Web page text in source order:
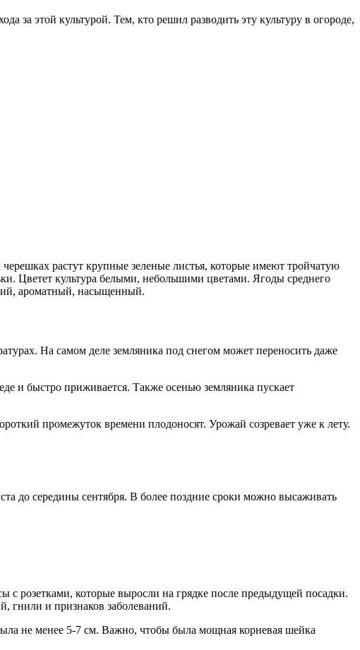
за этой культурой. Тем, кто решил разводить эту культуру в огороде,
растут крупные зеленые листья, которые имеют тройчатую
Цветет культура белыми, небольшими цветами. Ягоды среднего
ароматный, насыщенный.
На самом деле земляника под снегом может переносить даже
и быстро приживается. Также осенью земляника пускает
промежуток времени плодоносят. Урожай созревает уже к лету.
до середины сентября. В более поздние сроки можно высаживать
розетками, которые выросли на грядке после предыдущей посадки.
гнили и признаков заболеваний.
не менее 5-7 см. Важно, чтобы была мощная корневая шейка